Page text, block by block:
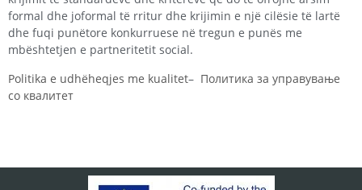
formal dhe joformal të rritur dhe krijimin e një cilësie të lartë
dhe fuqi punëtore konkurruese në tregun e punës me
mbështetjen e partneritetit social.
Politika e udhëheqjes me kualitet– Политика за управување
со квалитет